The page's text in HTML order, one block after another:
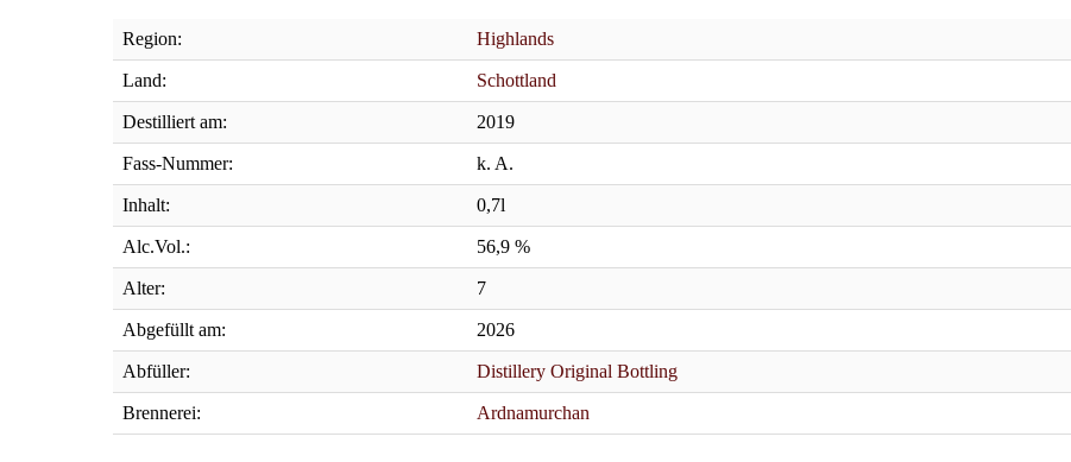
Region: Highlands
Land: Schottland
Destilliert am: 2019
Fass-Nummer: k. A.
Inhalt: 0,7l
Alc.Vol.: 56,9 %
Alter: 7
Abgefüllt am: 2026
Abfüller: Distillery Original Bottling
Brennerei: Ardnamurchan